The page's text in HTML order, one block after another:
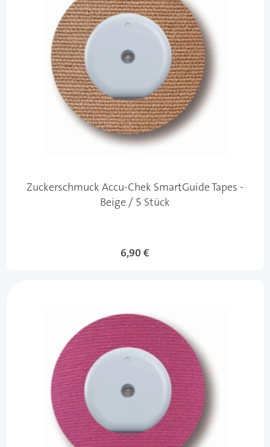
Zuckerschmuck Accu-Chek SmartGuide Tapes -
Beige / 5 Stück
6,90 €